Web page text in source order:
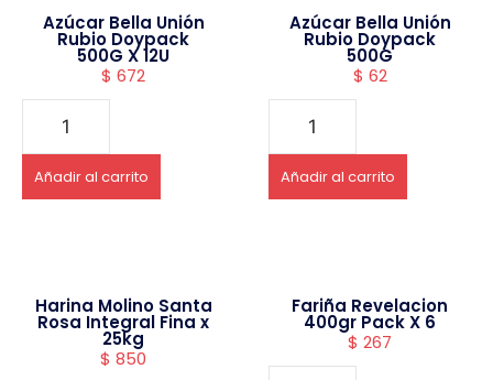
Azúcar Bella Unión
Rubio Doypack
500G X 12U
$ 672
Añadir al carrito
Azúcar Bella Unión
Rubio Doypack
500G
$ 62
Añadir al carrito
Harina Molino Santa
Rosa Integral Fina x
25kg
$ 850
Fariña Revelacion
400gr Pack X 6
$ 267